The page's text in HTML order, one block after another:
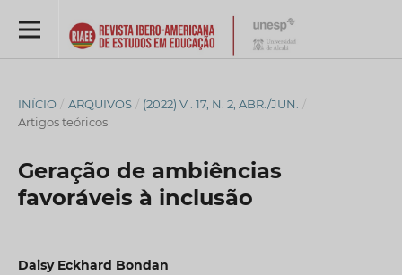
INÍCIO / ARQUIVOS / (2022) V . 17, N. 2, ABR./JUN.
/
Artigos teóricos
Geração de ambiências
favoráveis à inclusão
Daisy Eckhard Bondan